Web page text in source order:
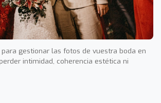
para gestionar las fotos de vuestra boda en
intimidad, coherencia estética ni